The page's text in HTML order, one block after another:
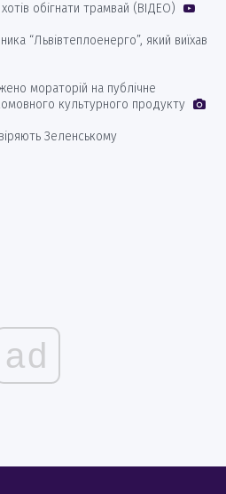
обігнати трамвай (ВІДЕО)
“Львівтеплоенерго”, який виїхав
мораторій на публічне
культурного продукту
Зеленському
ad